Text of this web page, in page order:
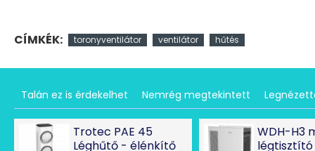
CÍMKÉK: toronyventilátor ventilátor hűtés
Talán ez is érdekelhet Nemrég megtekintett
Trotec PAE 45
Léghűtő - élénkítő
WDH-H3
légtisztító